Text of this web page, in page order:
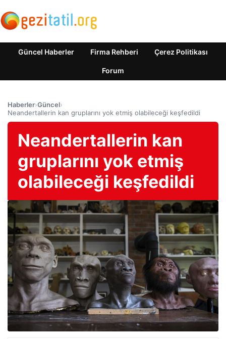
Güncel Haberler Firma Rehberi Çerez Politikası
Forum
Haberler›Güncel›
Neandertallerin kan gruplarını yok etmiş olabileceği keşfedildi
Neandertallerin kan
gruplarını yok etmiş
olabileceği keşfedildi